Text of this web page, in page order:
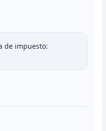
de impuesto: